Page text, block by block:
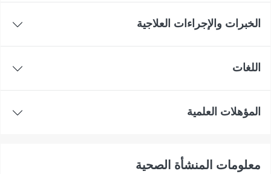
الخبرات والإجراءات العلاجية
اللغات
المؤهلات العلمية
معلومات المنشأة الصحية